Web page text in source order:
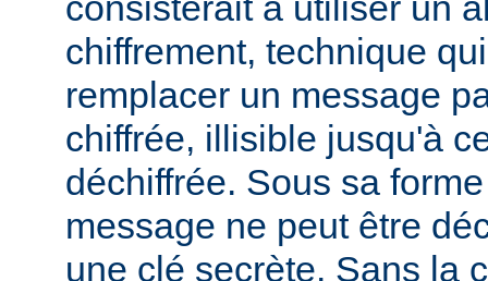
chiffrement, technique
remplacer un message
chiffrée, illisible jusqu'à
déchiffrée. Sous sa
message ne peut être
une clé secrète. Sans la